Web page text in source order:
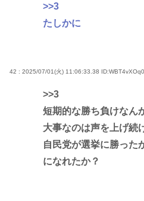
>>3
たしかに
42 : 2025/07/01(火) 11:06:33.38 ID:WBT4vXOq0
>>3
短期的な勝ち負けなん
大事なのは声を上げ続
自民党が選挙に勝った
になれたか？